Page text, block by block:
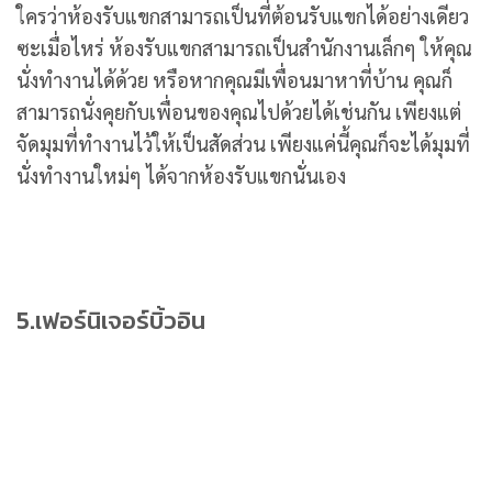
ใครว่าห้องรับแขกสามารถเป็นที่ต้อนรับแขกได้อย่างเดียว
ซะเมื่อไหร่ ห้องรับแขกสามารถเป็นสำนักงานเล็กๆ ให้คุณ
นั่งทำงานได้ด้วย หรือหากคุณมีเพื่อนมาหาที่บ้าน คุณก็
สามารถนั่งคุยกับเพื่อนของคุณไปด้วยได้เช่นกัน เพียงแต่
จัดมุมที่ทำงานไว้ให้เป็นสัดส่วน เพียงแค่นี้คุณก็จะได้มุมที่
นั่งทำงานใหม่ๆ ได้จากห้องรับแขกนั่นเอง
5.เฟอร์นิเจอร์บิ้วอิน